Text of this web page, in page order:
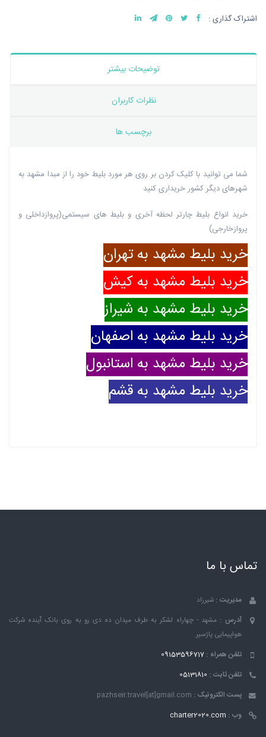
اشتراک گذاری :
توضیحات بیشتر
نظرات کاربران
برچسب ها
شما می توانید با کلیک کردن بر روی هر مورد بلیط خود را از مبدا مشهد به
شهرهای دیگر کشور خریداری کنید
خرید انواع بلیط چارتر لحظه آخری و بلیط های سیستمی(پروازداخلی و
پروازخارجی)
خرید بلیط مشهد به تهران
خرید بلیط مشهد به کیش
خرید بلیط مشهد به شیراز
خرید بلیط مشهد به اصفهان
خرید بلیط مشهد به استانبول
خرید بلیط مشهد به قشم
تماس با ما
مدیریت : شیرزاد
آدرس : مشهد - چهاراه لشکر به طرف میدان ده دی رو به روی بانک ٱینده شرکت
هواپیمایی پاژسیر
تلفن همراه : 09153596717
تلفن ثابت : 05131810
پست الکترونیک : pazhseir.travel[at]gmail.com
وب : charter2020.com